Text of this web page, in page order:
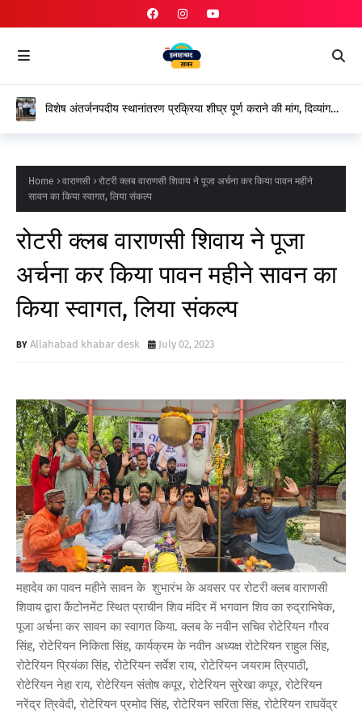
विशेष अंतर्जनपदीय स्थानांतरण प्रक्रिया शीघ्र पूर्ण कराने की मांग, दिव्यांग
Home वाराणसी
रोटरी क्लब वाराणसी शिवाय ने पूजा अर्चना कर किया पावन महीने
सावन का किया स्वागत, लिया संकल्प
रोटरी क्लब वाराणसी शिवाय ने पूजा
अर्चना कर किया पावन महीने सावन का
किया स्वागत, लिया संकल्प
Allahabad khabar desk July 02, 2023
महादेव का पावन महीने सावन के शुभारंभ के अवसर पर रोटरी क्लब वाराणसी
शिवाय द्वारा कैंटोनमेंट स्थित प्राचीन शिव मंदिर में भगवान शिव का रुद्राभिषेक,
पूजा अर्चना कर सावन का स्वागत किया. क्लब के नवीन सचिव रोटेरियन गौरव
सिंह, रोटेरियन निकिता सिंह, कार्यक्रम के नवीन अध्यक्ष रोटेरियन राहुल सिंह,
रोटेरियन प्रियंका सिंह, रोटेरियन सर्वेश राय, रोटेरियन जयराम त्रिपाठी,
रोटेरियन नेहा राय, रोटेरियन संतोष कपूर, रोटेरियन सुरेखा कपूर, रोटेरियन
नरेंद्र त्रिवेदी, रोटेरियन प्रमोद सिंह, रोटेरियन सरिता सिंह, रोटेरियन राघवेंद्र